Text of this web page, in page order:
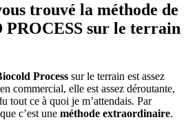
trouvé la méthode de
sur le terrain
Process sur le terrain est assez
commercial, elle est assez déroutante,
tout ce à quoi je m’attendais. Par
c’est une méthode extraordinaire.